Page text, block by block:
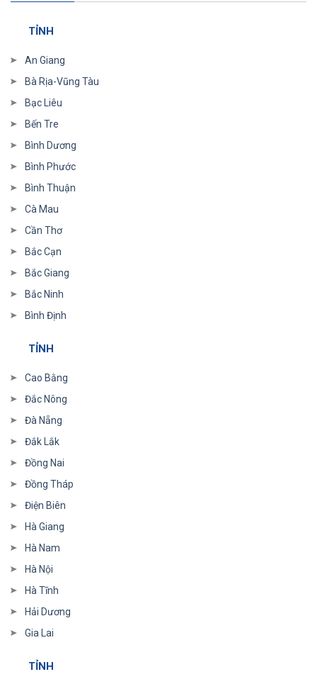
TỈNH
An Giang
Bà Rịa-Vũng Tàu
Bạc Liêu
Bến Tre
Bình Dương
Bình Phước
Bình Thuận
Cà Mau
Cần Thơ
Bắc Cạn
Bắc Giang
Bắc Ninh
Bình Định
TỈNH
Cao Bằng
Đắc Nông
Đà Nẵng
Đắk Lắk
Đồng Nai
Đồng Tháp
Điện Biên
Hà Giang
Hà Nam
Hà Nội
Hà Tĩnh
Hải Dương
Gia Lai
TỈNH